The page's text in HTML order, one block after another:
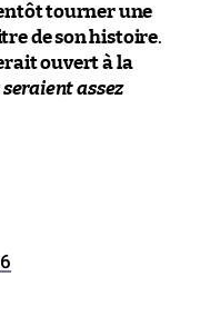
tourner une
de son histoire.
ouvert à la
assez